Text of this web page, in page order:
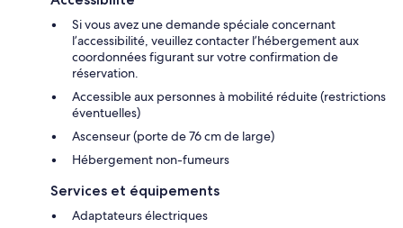
Si vous avez une demande spéciale concernant
l’accessibilité, veuillez contacter l’hébergement aux
coordonnées figurant sur votre confirmation de
réservation.
Accessible aux personnes à mobilité réduite (restrictions
éventuelles)
Ascenseur (porte de 76 cm de large)
Hébergement non-fumeurs
Services et équipements
Adaptateurs électriques